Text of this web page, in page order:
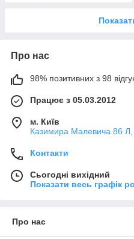
Про нас
98% позитивних з 98
Працює з 05.03.2012
м. Київ
Казимира Малевича 86 Л,
Контакти
Сьогодні вихідний
Показати весь графік
Про нас